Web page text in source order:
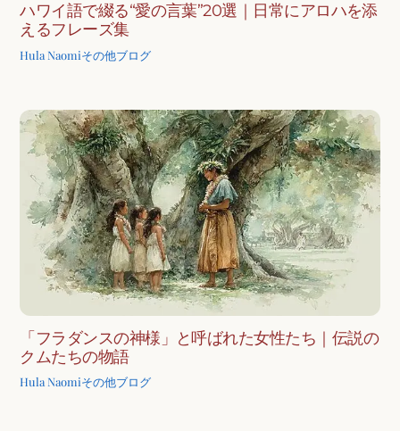
ハワイ語で綴る“愛の言葉”20選｜日常にアロハを添
えるフレーズ集
Hula Naomiその他ブログ
「フラダンスの神様」と呼ばれた女性たち｜伝説の
クムたちの物語
Hula Naomiその他ブログ